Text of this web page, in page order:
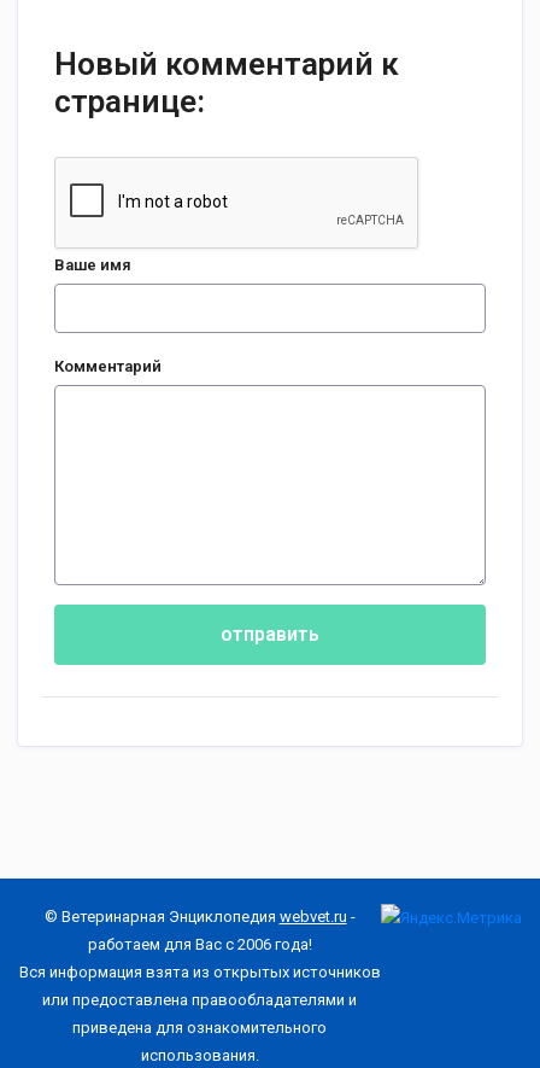
Новый комментарий к
странице:
Ваше имя
Комментарий
отправить
© Ветеринарная Энциклопедия webvet.ru -
работаем для Вас с 2006 года!
Вся информация взята из открытых источников
или предоставлена правообладателями и
приведена для ознакомительного
использования.